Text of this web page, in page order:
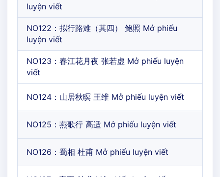
luyện viết
NO122：拟行路难（其四） 鲍照 Mở phiếu
luyện viết
NO123：春江花月夜 张若虚 Mở phiếu luyện
viết
NO124：山居秋暝 王维 Mở phiếu luyện viết
NO125：燕歌行 高适 Mở phiếu luyện viết
NO126：蜀相 杜甫 Mở phiếu luyện viết